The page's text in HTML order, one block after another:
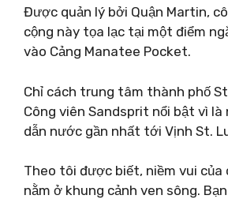
Được quản lý bởi Quận Martin,
cộng này tọa lạc tại một điểm
vào Cảng Manatee Pocket.
Chỉ cách trung tâm thành phố
Công viên Sandsprit nổi bật vì là
dẫn nước gần nhất tới Vịnh St.
Theo tôi được biết, niềm vui của
nằm ở khung cảnh ven sông.